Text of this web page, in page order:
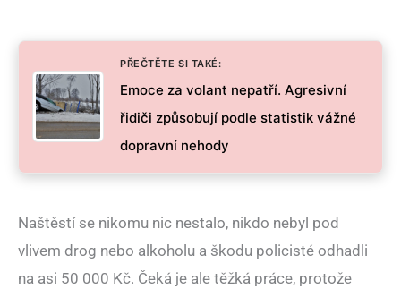
PŘEČTĚTE SI TAKÉ:
Emoce za volant nepatří. Agresivní
řidiči způsobují podle statistik vážné
dopravní nehody
Naštěstí se nikomu nic nestalo, nikdo nebyl pod
vlivem drog nebo alkoholu a škodu policisté odhadli
na asi 50 000 Kč. Čeká je ale těžká práce, protože